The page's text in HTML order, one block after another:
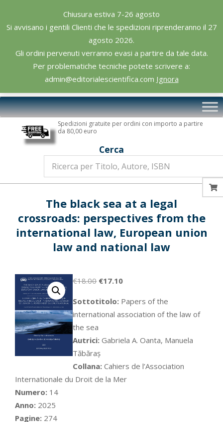
Chiusura estiva 7-26 agosto
Si avvisano i gentili Clienti che le spedizioni riprenderanno il 27
agosto 2026.
Gli ordini pervenuti verranno evasi a partire da tale data.
Per problematiche tecniche potete scrivere a:
admin@editorialescientifica.com Ignora
content
Editoriale
Scientifica
Primary
Navigation
Spedizioni gratuite per ordini con importo a partire
da 80,00 euro
Cerca
The black sea at a legal
crossroads: perspectives from the
international law, European union
law and national law
€18.00 Il
originale
era:
€17.10Il
attuale
è:
Sottotitolo: Papers of the
international association of the law of
the sea
Autrici:Gabriela A. Oanta, Manuela
Tăbăraș
Collana:Cahiers de l’Association
Internationale du Droit de la Mer
Numero: 14
Anno: 2025
Pagine: 274